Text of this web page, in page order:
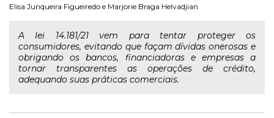
Elisa Junqueira Figueiredo e Marjorie Braga Helvadjian
A lei 14.181/21 vem para tentar proteger os
consumidores, evitando que façam dívidas onerosas e
obrigando os bancos, financiadoras e empresas a
tornar transparentes as operações de crédito,
adequando suas práticas comerciais.